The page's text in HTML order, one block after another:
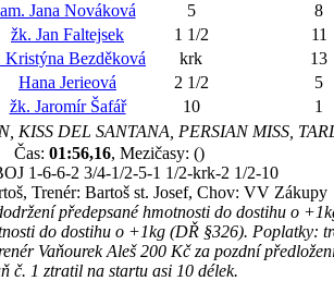
am. Jana Nováková 5 8
žk. Jan Faltejsek 1 1/2 11
Kristýna Bezděková krk 13
Hana Jerieová 2 1/2 5
žk. Jaromír Šafář 10 1
KISS DEL SANTANA, PERSIAN MISS,
Čas: 01:56,16, Mezičasy: ()
1-6-6-2 3/4-1/2-5-1 1/2-krk-2 1/2-10
Trenér: Bartoš st. Josef, Chov: VV Zákupy
předepsané hmotnosti do dostihu o
do dostihu o +1kg (DŘ §326). Poplatky:
Vaňourek Aleš 200 Kč za pozdní
č. 1 ztratil na startu asi 10 délek.